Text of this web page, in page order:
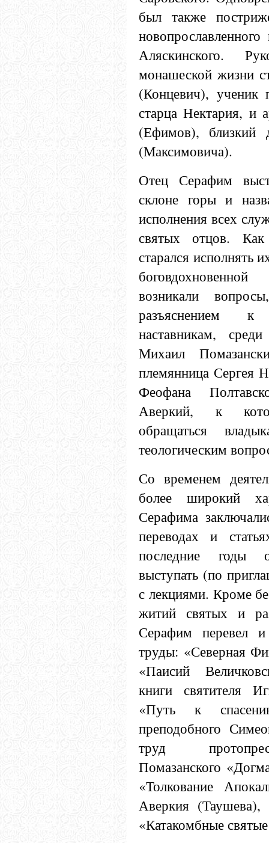
был также
Аляскинского.
монашеской жизни
(Концевич), ученик
старца Нектария, и
(Ефимов), близкий
(Максимовича).
Отец Серафим
склоне горы и
исполнения всех
святых отцов.
старался исполнять
возникали
разъяснением
наставникам,
Михаил
племянница Сергея
Феофана
Аверкий, к
обращаться
теологическим
Со временем
более широкий
Серафима
переводах и
последние годы
выступать (по
с лекциями. Кроме
житий святых и
Серафим перевел
труды: «Северная
«Паисий
книги святителя
«Путь к
преподобного
труд
Помазанского
«Толкование
Аверкия
«Катакомбные